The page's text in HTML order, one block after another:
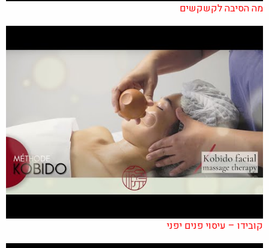
מה הסיבה לקשקשים
קובידו – עיסוי פנים יפני